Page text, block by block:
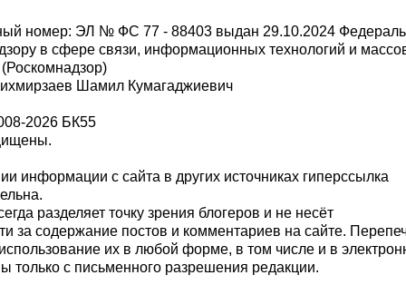
номер: ЭЛ № ФС 77 - 88403 выдан 29.10.2024
в сфере связи, информационных технологий и
Шамил Кумагаджиевич
2026 БК55
информации с сайта в других источниках гиперссылка
разделяет точку зрения блогеров и не несёт
за содержание постов и комментариев на сайте.
их в любой форме, в том числе и в
с письменного разрешения редакции.